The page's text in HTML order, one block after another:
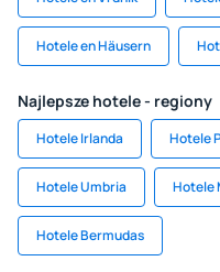
Hotele en Häusern
Najlepsze hotele - regiony
Hotele Irlanda Hotele
Hotele Umbria Hotele
Hotele Bermudas